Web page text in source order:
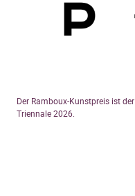
Der Ramboux-Kunstpreis ist
Triennale 2026.